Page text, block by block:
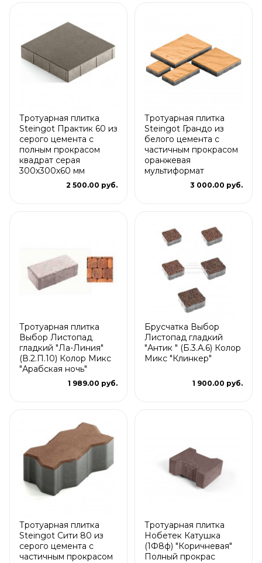
Тротуарная плитка
Steingot Практик 60 из
серого цемента с
полным прокрасом
квадрат серая
300х300х60 мм
2 500.00 руб.
Тротуарная плитка
Steingot Грандо из
белого цемента с
частичным прокрасом
оранжевая
мультиформат
3 000.00 руб.
Тротуарная плитка
Выбор Листопад
гладкий "Ла-Линия"
(В.2.П.10) Колор Микс
"Арабская ночь"
1 989.00 руб.
Брусчатка Выбор
Листопад гладкий
"Антик " (Б.3.А.6) Колор
Микс "Клинкер"
1 900.00 руб.
Тротуарная плитка
Steingot Сити 80 из
серого цемента с
частичным прокрасом
Тротуарная плитка
Нобетек Катушка
(1Ф8ф) "Коричневая"
Полный прокрас